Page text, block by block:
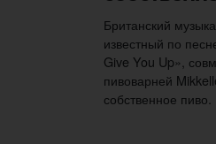
Британский
известный по
Give You Up»,
пивоварней
собственное пиво.